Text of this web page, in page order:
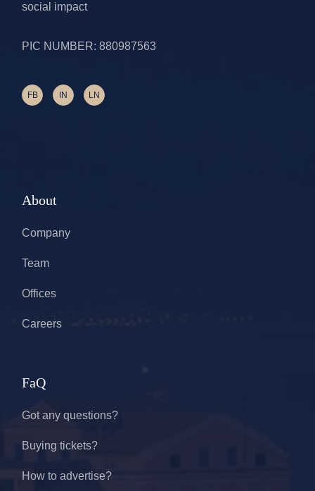
social impact
PIC NUMBER: 880987563
FB IN LN
About
Company
Team
Offices
Careers
FaQ
Got any questions?
Buying tickets?
How to advertise?